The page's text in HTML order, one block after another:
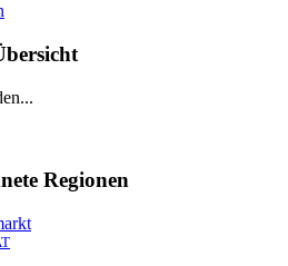
Regionen